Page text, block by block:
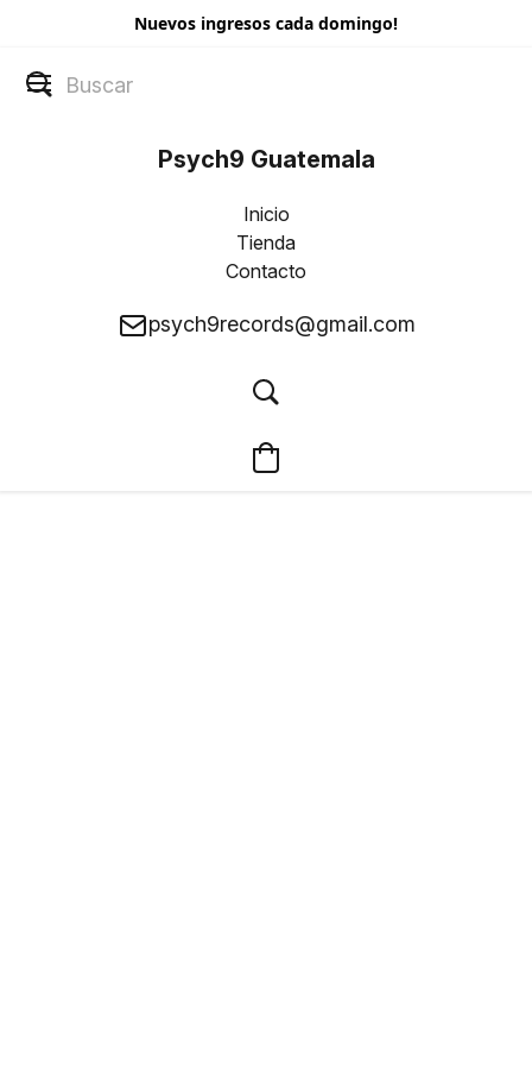
Nuevos ingresos cada domingo!
Psych9 Guatemala
Inicio
Tienda
Contacto
psych9records@gmail.com